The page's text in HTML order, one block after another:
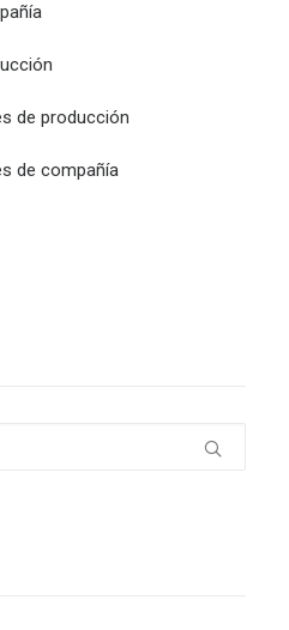
de producción
de compañía